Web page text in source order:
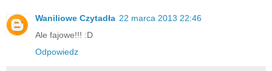
Waniliowe Czytadła 22 marca 2013 22:46
Ale fajowe!!! :D
Odpowiedz